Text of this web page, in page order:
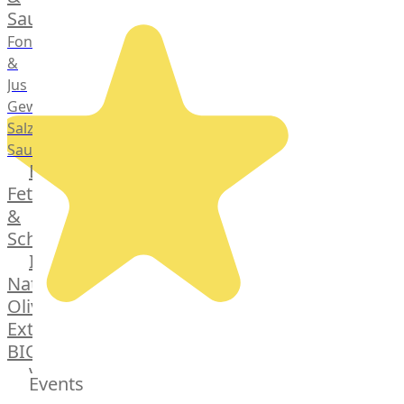
Saucen
Fonds
&
Jus
Gewürze
Salz
Saucen
Butter,
Fett
&
Schmalz
ItalianBar
Natives
Olivenöl
Extra
BIO
Veggie
Hardware
Events